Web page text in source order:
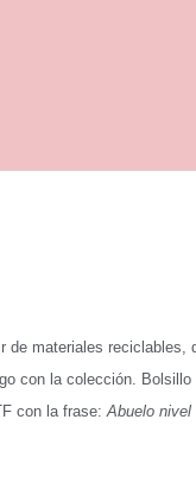
de materiales reciclables,
con la colección. Bolsillo
con la frase: Abuelo nivel